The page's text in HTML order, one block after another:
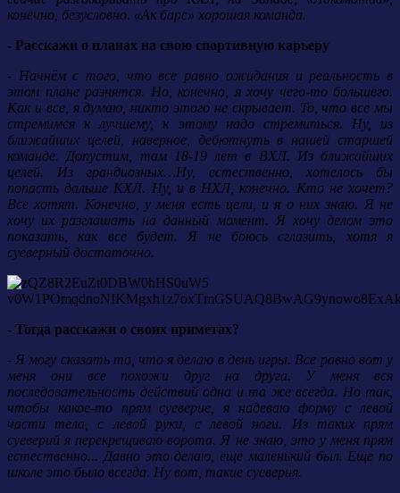
конечно, безусловно. «Ак барс» хорошая команда.
- Расскажи о планах на свою спортивную карьеру
- Начнём с того, что все равно ожидания и реальность в
этом плане разнятся. Но, конечно, я хочу чего-то большего.
Как и все, я думаю, никто этого не скрывает. То, что все мы
стремимся к лучшему, к этому надо стремиться. Ну, из
ближайших целей, наверное, дебютнуть в нашей старшей
команде. Допустим, там 18-19 лет в ВХЛ. Из ближайших
целей. Из грандиозных…Ну, естественно, хотелось бы
попасть дальше КХЛ. Ну, и в НХЛ, конечно. Кто не хочет?
Все хотят. Конечно, у меня есть цели, и я о них знаю. Я не
хочу их разглашать на данный момент. Я хочу делом это
показать, как все будет. Я не боюсь сглазить, хотя я
суеверный достаточно.
- Тогда расскажи о своих приметах?
- Я могу сказать то, что я делаю в день игры. Все равно вот у
меня они все похожи друг на друга. У меня вся
последовательность действий одна и та же всегда. Но так,
чтобы какое-то прям суеверие, я надеваю форму с левой
части тела, с левой руки, с левой ноги. Из таких прям
суеверий я перекрещиваю ворота. Я не знаю, это у меня прям
естественно... Давно это делаю, еще маленький был. Еще по
школе это было всегда. Ну вот, такие суеверия.